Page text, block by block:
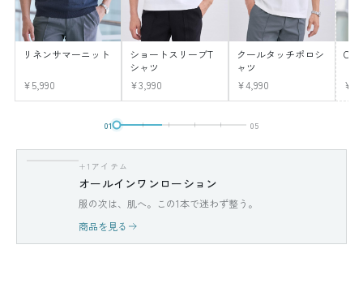
リネンサマーニット
¥5,990
ショートスリーブT
シャツ
¥3,990
クールタッチポロシ
ャツ
¥4,990
01 05
+1アイテム
オールインワンローション
服の次は、肌へ。この1本で迷わず整う。
商品を見る